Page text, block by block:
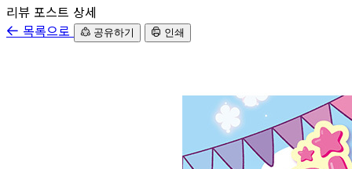
본문으로 바로가기
리뷰 포스트 상세
목록으로
공유하기 인쇄